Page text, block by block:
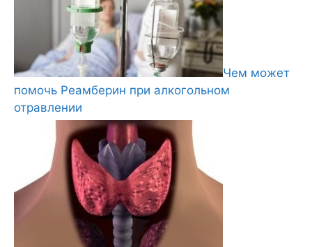
Чем может
помочь Реамберин при алкогольном
отравлении